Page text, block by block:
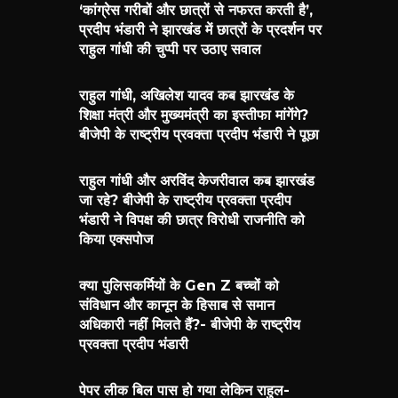
‘कांग्रेस गरीबों और छात्रों से नफरत करती है’,
प्रदीप भंडारी ने झारखंड में छात्रों के प्रदर्शन पर
राहुल गांधी की चुप्पी पर उठाए सवाल
राहुल गांधी, अखिलेश यादव कब झारखंड के
शिक्षा मंत्री और मुख्यमंत्री का इस्तीफा मांगेंगे?
बीजेपी के राष्ट्रीय प्रवक्ता प्रदीप भंडारी ने पूछा
राहुल गांधी और अरविंद केजरीवाल कब झारखंड
जा रहे? बीजेपी के राष्ट्रीय प्रवक्ता प्रदीप
भंडारी ने विपक्ष की छात्र विरोधी राजनीति को
किया एक्सपोज
क्या पुलिसकर्मियों के Gen Z बच्चों को
संविधान और कानून के हिसाब से समान
अधिकारी नहीं मिलते हैं?- बीजेपी के राष्ट्रीय
प्रवक्ता प्रदीप भंडारी
पेपर लीक बिल पास हो गया लेकिन राहुल-